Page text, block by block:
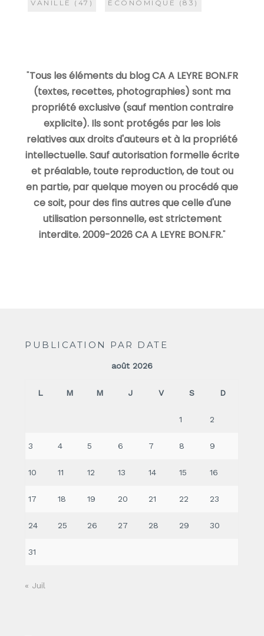
VANILLE (47) ÉCONOMIQUE (83)
"Tous les éléments du blog CA A LEYRE BON.FR
(textes, recettes, photographies) sont ma
propriété exclusive (sauf mention contraire
explicite). Ils sont protégés par les lois
relatives aux droits d'auteurs et à la propriété
intellectuelle. Sauf autorisation formelle écrite
et préalable, toute reproduction, de tout ou
en partie, par quelque moyen ou procédé que
ce soit, pour des fins autres que celle d'une
utilisation personnelle, est strictement
interdite. 2009-2026 CA A LEYRE BON.FR."
PUBLICATION PAR DATE
août 2026
L M M J V S D
1 2
3 4 5 6 7 8 9
10 11 12 13 14 15 16
17 18 19 20 21 22 23
24 25 26 27 28 29 30
31
« Juil